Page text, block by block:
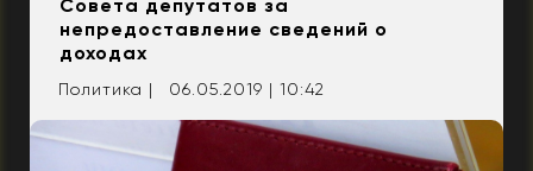
Совета депутатов за
непредоставление сведений о
доходах
Политика | 06.05.2019 | 10:42